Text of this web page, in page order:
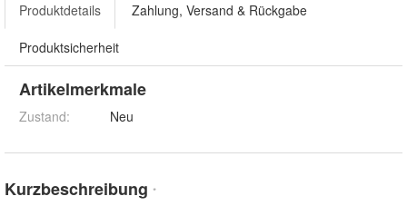
Produktdetails Zahlung, Versand & Rückgabe
Produktsicherheit
Artikelmerkmale
Zustand: Neu
Kurzbeschreibung *